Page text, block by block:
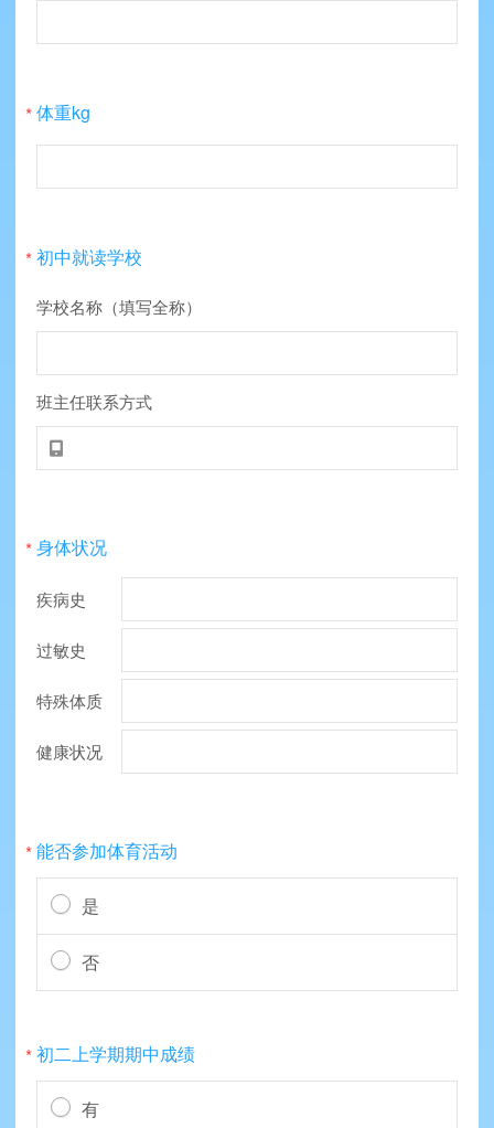
*体重kg
*初中就读学校
学校名称（填写全称）
班主任联系方式

*身体状况
疾病史
过敏史
特殊体质
健康状况
*能否参加体育活动
是
否
*初二上学期期中成绩
有